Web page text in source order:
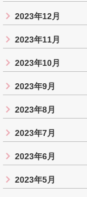
2023年12月
2023年11月
2023年10月
2023年9月
2023年8月
2023年7月
2023年6月
2023年5月